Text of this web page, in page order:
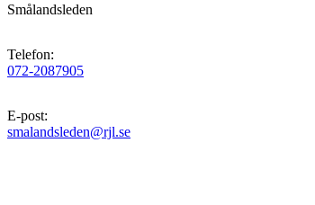
Smålandsleden
Telefon:
072-2087905
E-post:
smalandsleden@rjl.se